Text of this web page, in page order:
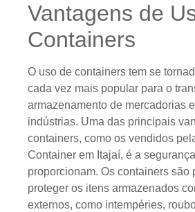
Vantagens de
Containers
O uso de containers tem se
cada vez mais popular para o
armazenamento de mercadorias
indústrias. Uma das principais
containers, como os vendidos
Container em Itajaí, é a
proporcionam. Os containers são
proteger os itens armazenados
externos, como intempéries,